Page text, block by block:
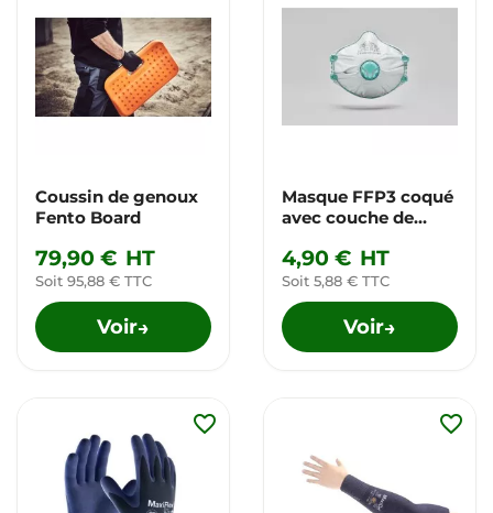
Coussin de genoux
Fento Board
79,90 € HT
Soit 95,88 € TTC
Voir→
Masque FFP3 coqué
avec couche de
4,90 € HT
Soit 5,88 € TTC
Voir→
favorite_border favorite_border